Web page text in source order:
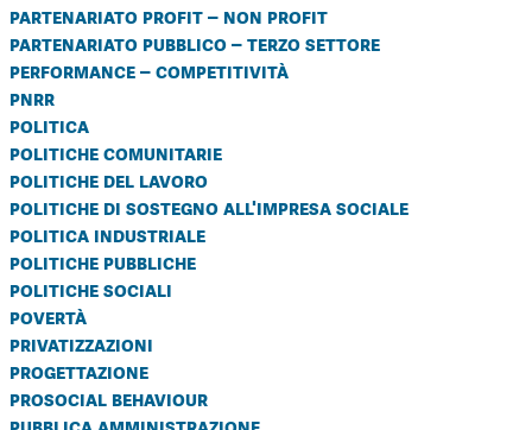
partenariato profit – non profit
partenariato pubblico – terzo settore
performance – competitività
pnrr
politica
politiche comunitarie
politiche del lavoro
politiche di sostegno all'impresa sociale
politica industriale
politiche pubbliche
politiche sociali
povertà
privatizzazioni
progettazione
prosocial behaviour